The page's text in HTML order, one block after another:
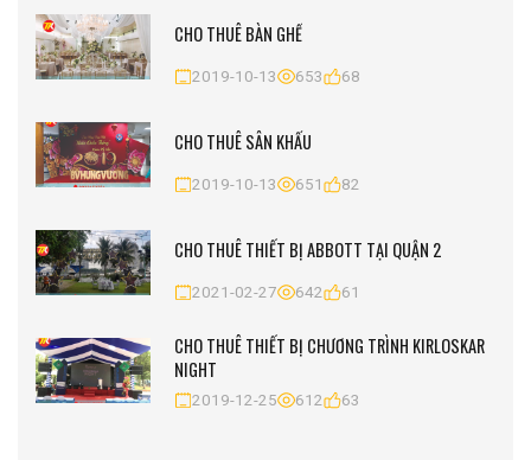
CHO THUÊ BÀN GHẾ
2019-10-13 653 68
CHO THUÊ SÂN KHẤU
2019-10-13 651 82
CHO THUÊ THIẾT BỊ ABBOTT TẠI QUẬN 2
2021-02-27 642 61
CHO THUÊ THIẾT BỊ CHƯƠNG TRÌNH KIRLOSKAR
NIGHT
2019-12-25 612 63